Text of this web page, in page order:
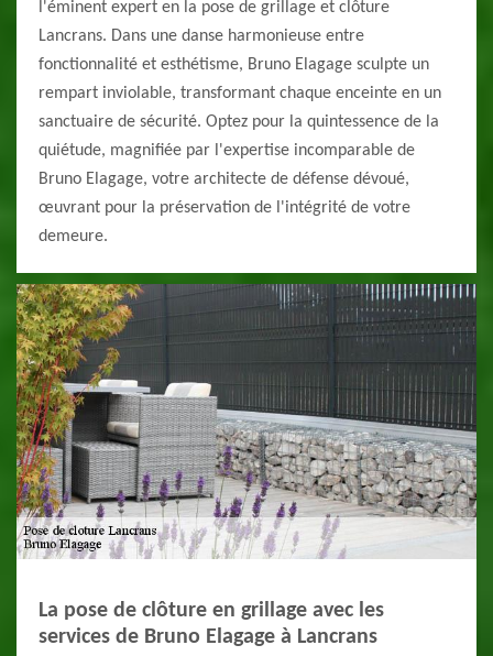
l'éminent expert en la pose de grillage et clôture
Lancrans. Dans une danse harmonieuse entre
fonctionnalité et esthétisme, Bruno Elagage sculpte un
rempart inviolable, transformant chaque enceinte en un
sanctuaire de sécurité. Optez pour la quintessence de la
quiétude, magnifiée par l'expertise incomparable de
Bruno Elagage, votre architecte de défense dévoué,
œuvrant pour la préservation de l'intégrité de votre
demeure.
La pose de clôture en grillage avec les
services de Bruno Elagage à Lancrans